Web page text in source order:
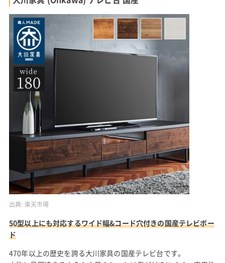
出典: 楽天市場
50型以上にも対応するワイド幅&コード穴付きの国産テレビボー
ド
470年以上の歴史を誇る大川家具の国産テレビ台です。